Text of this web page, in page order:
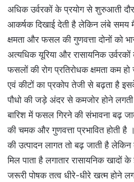
अधिक उर्वरकों के प्रयोग से शुरुआती
आकर्षक दिखाई देती है लेकिन लंबे समय
क्षमता और फसल की गुणवत्ता दोनों को
अत्यधिक यूरिया और रासायनिक
फसलों की रोग प्रतिरोधक क्षमता कम
एवं कीटों का प्रकोप तेजी से बढ़ता है
पौधो की जड़े अंदर से कमजोर होने
बारिश में फसल गिरने की संभावना बढ़
की चमक और गुणवत्ता प्रभावित होती है
की उत्पादन लागत तो बढ़ जाती है लेकिन
मिल पाता है लगातार रासायनिक खादों
जरूरी पोषक तत्व धीरे-धीरे खत्म होने